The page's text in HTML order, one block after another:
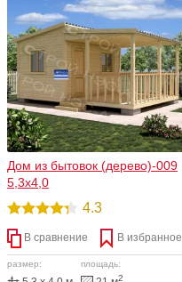
садовый дом. В нем нет ничего
лишнего, только всё самое
необходимое для комфортного
проживания за городом.
Дом из бытовок (дерево)-009
5,3х4,0
4.3
В сравнение В избранное
размер: площадь:
2